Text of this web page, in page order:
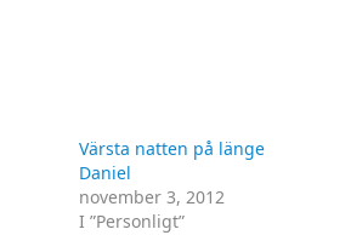
Värsta natten på länge
Daniel
november 3, 2012
I ”Personligt”